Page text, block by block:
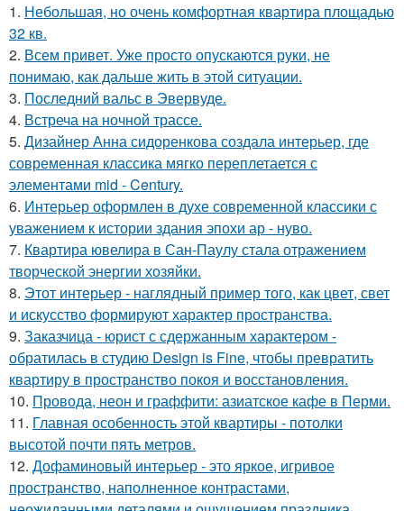
1. Небольшая, но очень комфортная квартира площадью
32 кв.
2. Всем привет. Уже просто опускаются руки, не
понимаю, как дальше жить в этой ситуации.
3. Последний вальс в Эвервуде.
4. Встреча на ночной трассе.
5. Дизайнер Анна сидоренкова создала интерьер, где
современная классика мягко переплетается с
элементами mid - Century.
6. Интерьер оформлен в духе современной классики с
уважением к истории здания эпохи ар - нуво.
7. Квартира ювелира в Сан-Паулу стала отражением
творческой энергии хозяйки.
8. Этот интерьер - наглядный пример того, как цвет, свет
и искусство формируют характер пространства.
9. Заказчица - юрист с сдержанным характером -
обратилась в студию Design is Fine, чтобы превратить
квартиру в пространство покоя и восстановления.
10. Провода, неон и граффити: азиатское кафе в Перми.
11. Главная особенность этой квартиры - потолки
высотой почти пять метров.
12. Дофаминовый интерьер - это яркое, игривое
пространство, наполненное контрастами,